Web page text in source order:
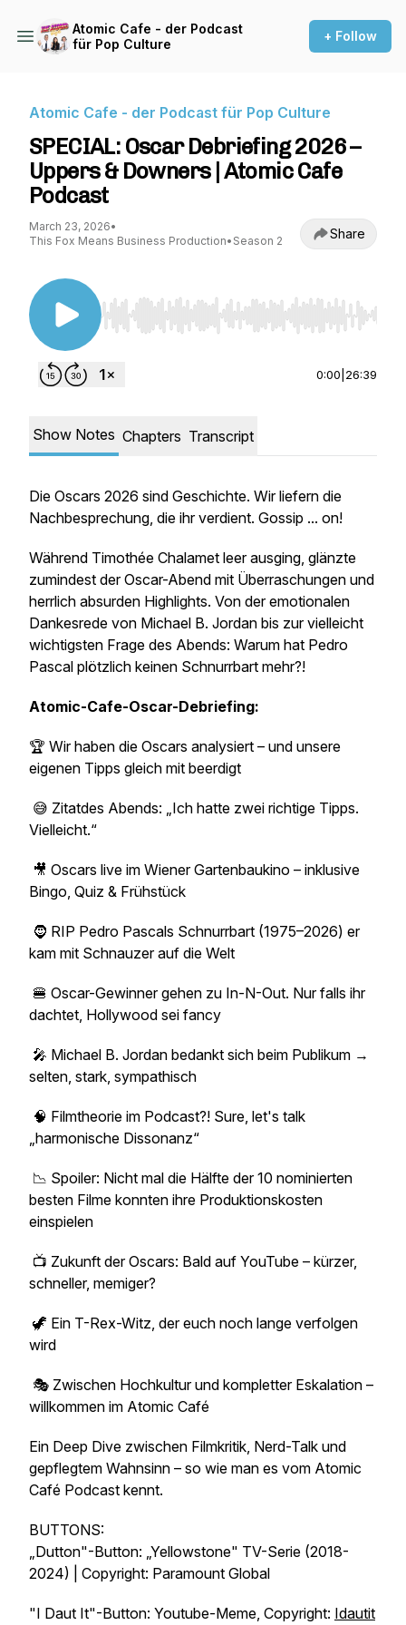
Atomic Cafe - der Podcast
für Pop Culture
+ Follow
Atomic Cafe - der Podcast für Pop Culture
SPECIAL: Oscar Debriefing 2026 –
Uppers & Downers | Atomic Cafe
Podcast
March 23, 2026•
This Fox Means Business Production• Season 2 Share
Use Left/Right to seek, Home/End to jump to
0:00 26:39
Show Notes Chapters Transcript
Die Oscars 2026 sind Geschichte. Wir liefern die
Nachbesprechung, die ihr verdient. Gossip ... on!
Während Timothée Chalamet leer ausging, glänzte
zumindest der Oscar-Abend mit Überraschungen und
herrlich absurden Highlights. Von der emotionalen
Dankesrede von Michael B. Jordan bis zur vielleicht
wichtigsten Frage des Abends: Warum hat Pedro
Pascal plötzlich keinen Schnurrbart mehr?!
Atomic-Cafe-Oscar-Debriefing:
🏆 Wir haben die Oscars analysiert – und unsere
eigenen Tipps gleich mit beerdigt
😅 Zitatdes Abends: „Ich hatte zwei richtige Tipps.
Vielleicht.“
🎥 Oscars live im Wiener Gartenbaukino – inklusive
Bingo, Quiz & Frühstück
🧔 RIP Pedro Pascals Schnurrbart (1975–2026) er
kam mit Schnauzer auf die Welt
🍔 Oscar-Gewinner gehen zu In-N-Out. Nur falls ihr
dachtet, Hollywood sei fancy
🎤 Michael B. Jordan bedankt sich beim Publikum →
selten, stark, sympathisch
🧠 Filmtheorie im Podcast?! Sure, let's talk
„harmonische Dissonanz“
📉 Spoiler: Nicht mal die Hälfte der 10 nominierten
besten Filme konnten ihre Produktionskosten
einspielen
📺 Zukunft der Oscars: Bald auf YouTube – kürzer,
schneller, memiger?
🦖 Ein T-Rex-Witz, der euch noch lange verfolgen
wird
🎭 Zwischen Hochkultur und kompletter Eskalation –
willkommen im Atomic Café
Ein Deep Dive zwischen Filmkritik, Nerd-Talk und
gepflegtem Wahnsinn – so wie man es vom Atomic
Café Podcast kennt.
BUTTONS:
„Dutton"-Button: „Yellowstone" TV-Serie (2018-
2024) | Copyright: Paramount Global
"I Daut It"-Button: Youtube-Meme, Copyright: Idautit